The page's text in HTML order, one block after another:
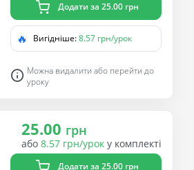
Додати за 25.00 грн
🔥 Вигідніше:8.57 грн/урок
Можна видалити або перейти до
уроку
25.00 грн
або 8.57 грн/урок у комплекті
Додати за 25.00 грн